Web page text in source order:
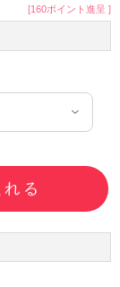
[160ポイント進呈 ]